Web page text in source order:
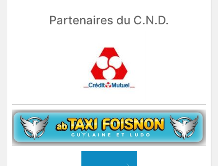
Partenaires du C.N.D.